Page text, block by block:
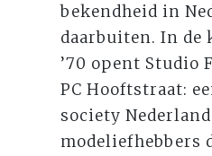
bekendheid in
daarbuiten. In
’70 opent Studio
PC Hooftstraat:
society
modeliefhebbers